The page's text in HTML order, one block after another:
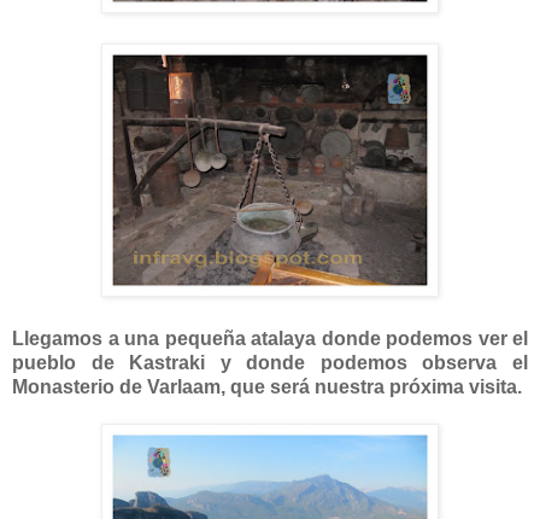
Llegamos a una pequeña atalaya donde podemos ver el
pueblo de Kastraki y donde podemos observa el
Monasterio de Varlaam, que será nuestra próxima visita.